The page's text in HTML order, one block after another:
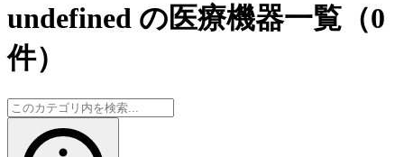
undefined の医療機器一覧 （0
件）